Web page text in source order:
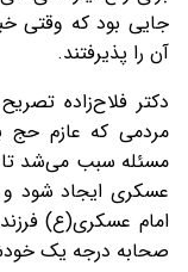
جایی بود که وقتی
آن را پذیرفتند.
دکتر فلاح‌زاده
مردمی که عازم حج
مسئله سبب می‌شد تا
عسکری ایجاد شود و
امام عسکری(ع)
صحابه درجه یک